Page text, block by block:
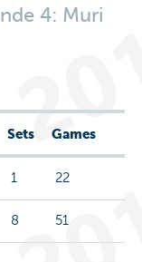
4: Muri
Sets Games
1 22
8 51